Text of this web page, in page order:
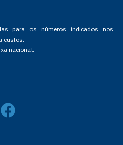
para os números indicados nos
custos.
nacional.